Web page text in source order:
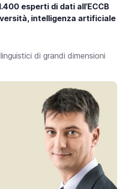
esperti di dati all’ECCB
intelligenza artificiale
di grandi dimensioni